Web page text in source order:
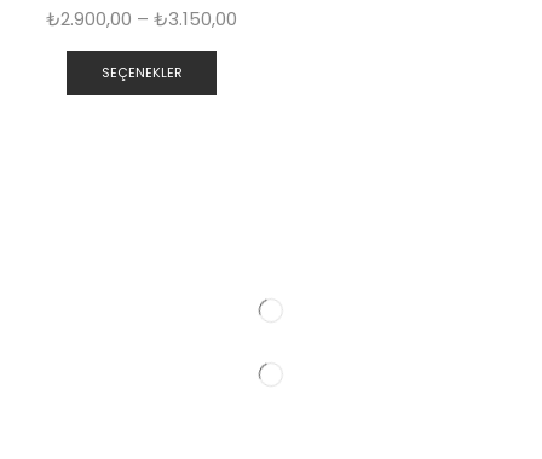
₺2.900,00 – ₺3.150,00
SEÇENEKLER